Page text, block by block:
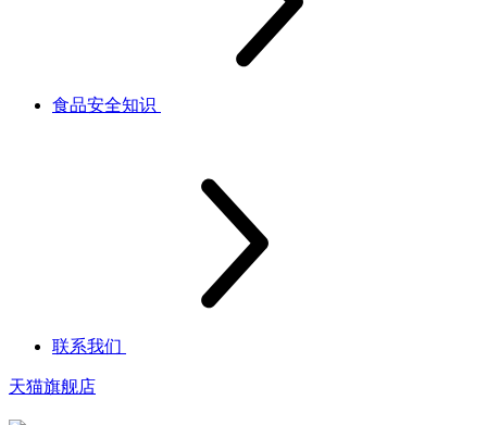
食品安全知识
联系我们
天猫旗舰店